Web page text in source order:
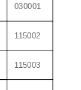
030001
115002
115003